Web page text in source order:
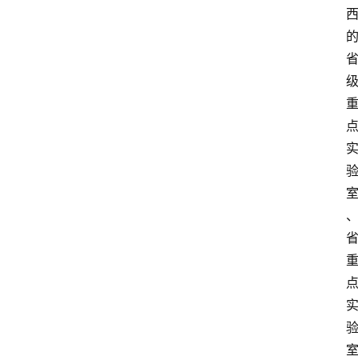
西
的
省
级
重
点
实
验
室
、
省
重
点
实
验
室